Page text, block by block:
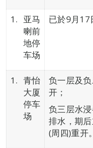
亚马
喇前
地停
车场
已於9月17
青怡
大厦
停车
场
负一层及
开；
负三层水
排水，期
(周四)重开。